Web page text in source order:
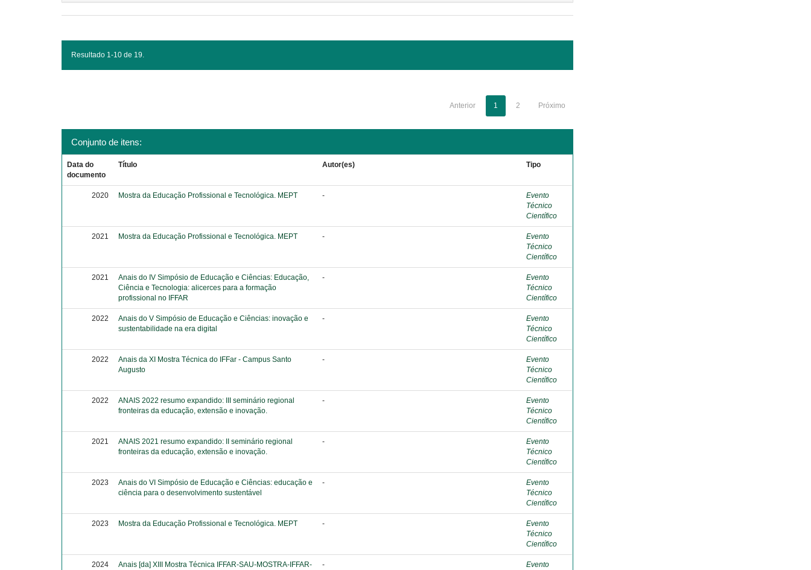
Resultado 1-10 de 19.
Anterior 1 2 Próximo
Conjunto de itens:
Data do
documento
Título Autor(es) Tipo
2020 Mostra da Educação Profissional e Tecnológica. MEPT -
Evento
Técnico
Científico
2021 Mostra da Educação Profissional e Tecnológica. MEPT -
Evento
Técnico
Científico
2021
Anais do IV Simpósio de Educação e Ciências: Educação,
Ciência e Tecnologia: alicerces para a formação
profissional no IFFAR
-
Evento
Técnico
Científico
2022
Anais do V Simpósio de Educação e Ciências: inovação e
sustentabilidade na era digital
-
Evento
Técnico
Científico
2022
Anais da XI Mostra Técnica do IFFar - Campus Santo
Augusto
-
Evento
Técnico
Científico
2022
ANAIS 2022 resumo expandido: III seminário regional
fronteiras da educação, extensão e inovação.
-
Evento
Técnico
Científico
2021
ANAIS 2021 resumo expandido: II seminário regional
fronteiras da educação, extensão e inovação.
-
Evento
Técnico
Científico
2023
Anais do VI Simpósio de Educação e Ciências: educação e
ciência para o desenvolvimento sustentável
-
Evento
Técnico
Científico
2023 Mostra da Educação Profissional e Tecnológica. MEPT -
Evento
Técnico
Científico
2024 Anais [da] XIII Mostra Técnica IFFAR-SAU-MOSTRA-IFFAR- - Evento